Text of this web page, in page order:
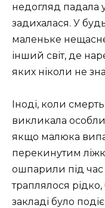
недогляд падала
задихалася. У
маленьке
інший світ, де
яких ніколи не
Іноді, коли
викликала
якщо малюка
перекинутим
ошпарили під
траплялося
закладі було